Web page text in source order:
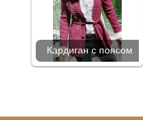
Кардиган с поясом